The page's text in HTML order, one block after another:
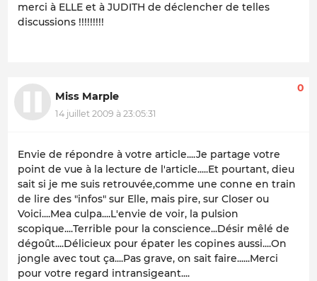
merci à ELLE et à JUDITH de déclencher de telles
discussions !!!!!!!!!
Miss Marple
14 juillet 2009 à 23:05:31
0
Envie de répondre à votre article....Je partage votre
point de vue à la lecture de l'article.....Et pourtant, dieu
sait si je me suis retrouvée,comme une conne en train
de lire des "infos" sur Elle, mais pire, sur Closer ou
Voici....Mea culpa....L'envie de voir, la pulsion
scopique....Terrible pour la conscience...Désir mêlé de
dégoût....Délicieux pour épater les copines aussi....On
jongle avec tout ça....Pas grave, on sait faire......Merci
pour votre regard intransigeant....